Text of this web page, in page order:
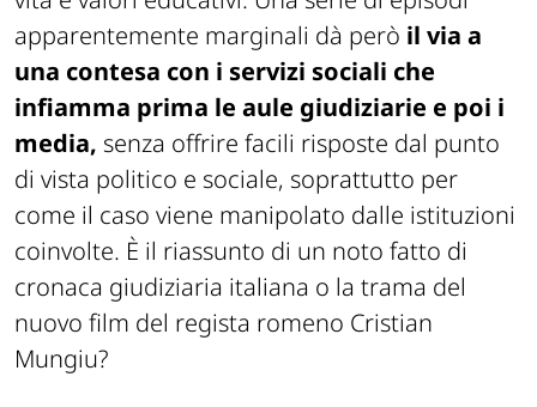
apparentemente marginali dà però il via a
una contesa con i servizi sociali che
infiamma prima le aule giudiziarie e poi i
media, senza offrire facili risposte dal punto
di vista politico e sociale, soprattutto per
come il caso viene manipolato dalle istituzioni
coinvolte. È il riassunto di un noto fatto di
cronaca giudiziaria italiana o la trama del
nuovo film del regista romeno Cristian
Mungiu?